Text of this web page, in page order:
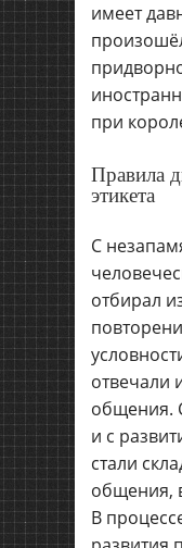
имеет
при
Правила
этикета
С
отбирал
отвечали
общения.
и с
стали
общения,
В